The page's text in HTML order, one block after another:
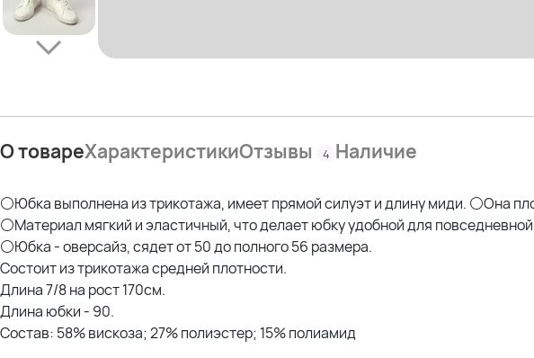
О товареХарактеристикиОтзывы 4 Наличие
⚪Юбка выполнена из трикотажа, имеет прямой силуэт и длину миди. ⚪Она
⚪Материал мягкий и эластичный, что делает юбку удобной для
⚪Юбка - оверсайз, сядет от 50 до полного 56 размера.
Состоит из трикотажа средней плотности.
Длина 7/8 на рост 170см.
Длина юбки - 90.
Состав: 58% вискоза; 27% полиэстер; 15% полиамид